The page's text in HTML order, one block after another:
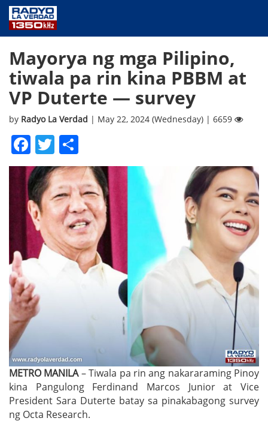
PUBLIC SERVICE
ANNOUNCEMENTS
PROGRAMS
ABOUT
Mayorya ng mga Pilipino,
tiwala pa rin kina PBBM at
VP Duterte — survey
by Radyo La Verdad | May 22, 2024 (Wednesday) | 6659
Facebook
Twitter
METRO MANILA– Tiwala pa rin ang nakararaming Pinoy
kina Pangulong Ferdinand Marcos Junior at Vice
President Sara Duterte batay sa pinakabagong survey
ng Octa Research.